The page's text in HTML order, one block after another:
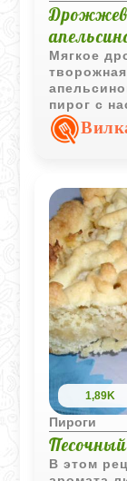
Мягкое
пирог с
он слегка
1,89K
Пироги
В этом